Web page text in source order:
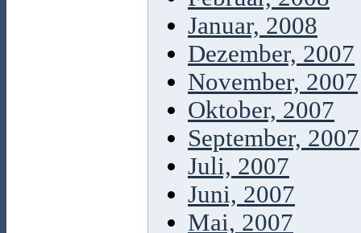
Januar, 2008
Dezember, 2007
November, 2007
Oktober, 2007
September, 2007
Juli, 2007
Juni, 2007
Mai, 2007